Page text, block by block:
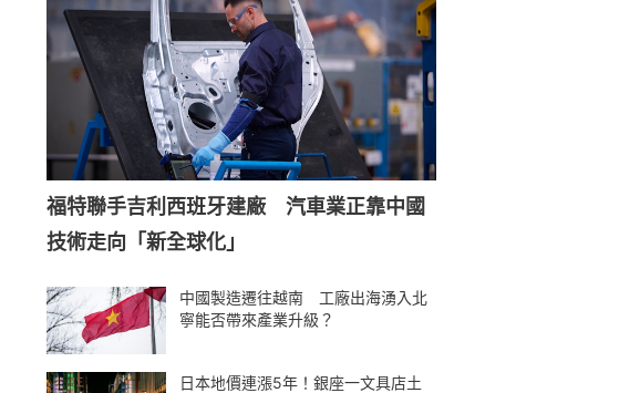
福特聯手吉利西班牙建廠 汽車業正靠中國
技術走向「新全球化」
中國製造遷往越南 工廠出海湧入北
寧能否帶來產業升級？
日本地價連漲5年！銀座一文具店土